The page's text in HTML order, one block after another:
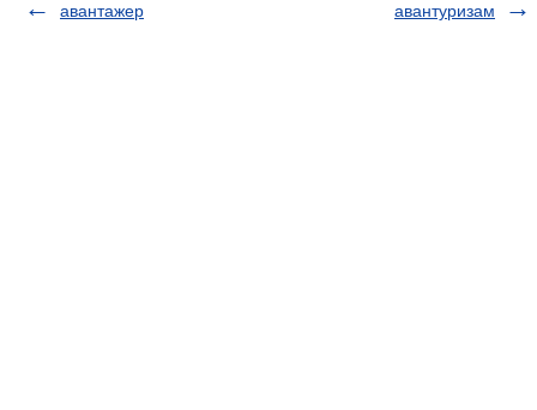
авантажер
авантуризам